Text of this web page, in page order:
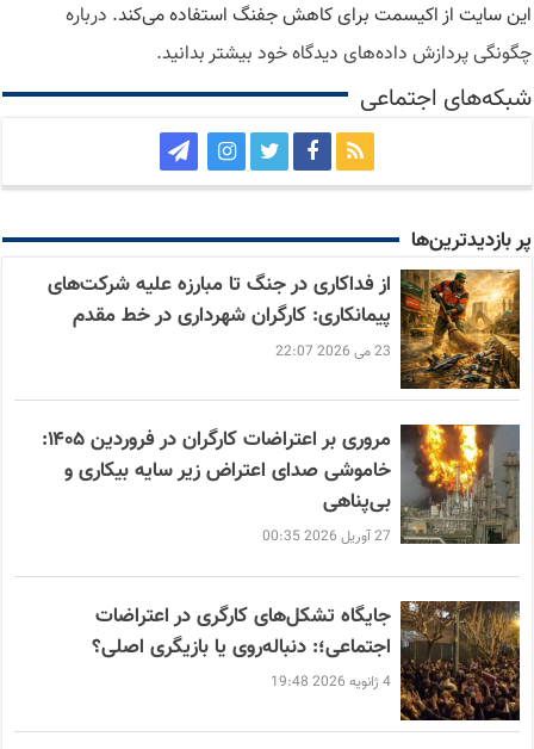
این سایت از اکیسمت برای کاهش جفنگ استفاده می‌کند. درباره
چگونگی پردازش داده‌های دیدگاه خود بیشتر بدانید.
شبکه‌های اجتماعی
پر بازدید‌ترین‌ها
از فداکاری در جنگ تا مبارزه علیه شرکت‌های
پیمانکاری: کارگران شهرداری در خط مقدم
23 می 2026 22:07
مروری بر اعتراضات کارگران در فروردین ۱۴۰۵:
خاموشی صدای اعتراض زیر سایه بیکاری و
بی‌پناهی
27 آوریل 2026 00:35
جایگاه تشکل‌های کارگری در اعتراضات
اجتماعی؛: دنباله‌روی یا بازیگری اصلی؟
4 ژانویه 2026 19:48